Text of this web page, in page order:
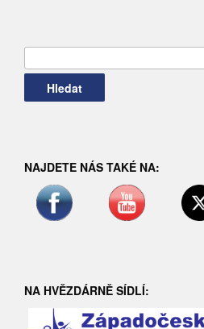
NAJDETE NÁS TAKÉ NA:
NA HVĚZDÁRNĚ SÍDLÍ: